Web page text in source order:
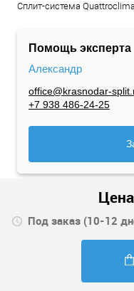
Сплит-система
Помощь эксперта
Александр
office@krasnodar-
+7 938 486-24-25
Под заказ (10-12